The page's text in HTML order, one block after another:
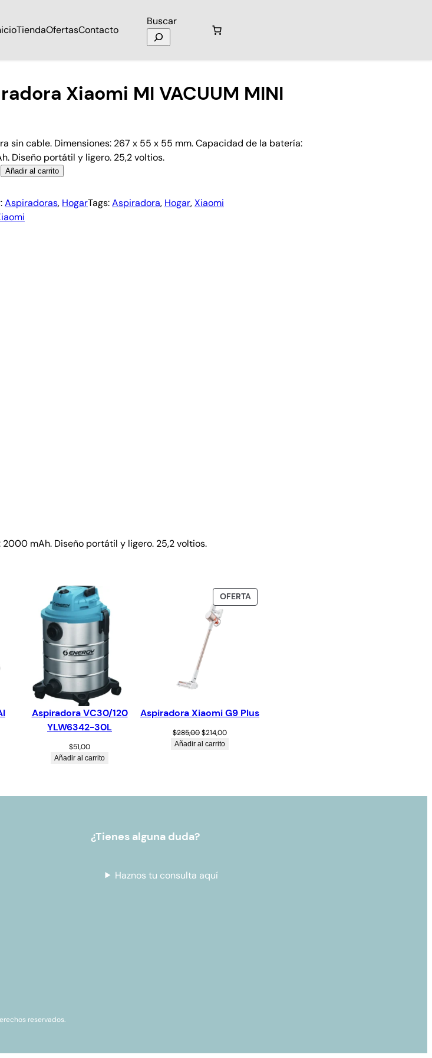
TiendaOfertasContacto
Buscar
Xiaomi MI VACUUM MINI
sin cable. Dimensiones: 267 x 55 x 55 mm. Capacidad de la batería:
Diseño portátil y ligero. 25,2 voltios.
Añadir al carrito
Aspiradoras, HogarTags:Aspiradora, Hogar, Xiaomi
mAh. Diseño portátil y ligero. 25,2 voltios.
Aspiradora VC30/120
YLW6342-30L
$51,00
Añadir al carrito
OFERTA
Aspiradora Xiaomi G9 Plus
$285,00$214,00
Añadir al carrito
¿Tienes alguna duda?
Haznos tu consulta aquí
reservados.